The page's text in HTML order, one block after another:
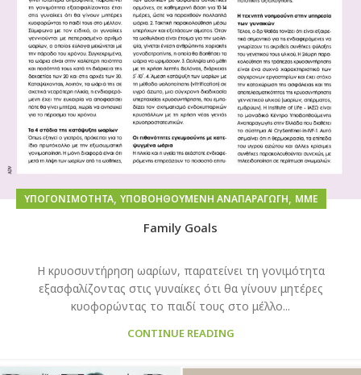
ΥΠΟΓΟΝΙΜΌΤΗΤΑ, ΥΠΟΒΟΗΘΟΎΜΕΝΗ ΑΝΑΠΑΡΑΓΩΓΉ, ΜΜΕ
Family Goals
Η κρυοσυντήρηση ωαρίων, παρατείνει τη γονιμότητα
εξασφαλίζοντας στις γυναίκες ότι θα γίνουν μητέρες
κυοφορώντας το παιδί τους στο μέλλο...
CONTINUE READING